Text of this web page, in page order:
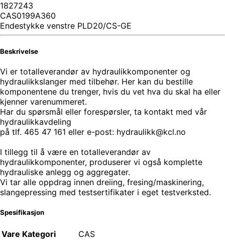
1827243
CAS0199A360
Endestykke venstre PLD20/CS-GE
Beskrivelse
Vi er totalleverandør av hydraulikkomponenter og
hydraulikkslanger med tilbehør. Her kan du bestille
komponentene du trenger, hvis du vet hva du skal ha eller
kjenner varenummeret.
Har du spørsmål eller forespørsler, ta kontakt med vår
hydraulikkavdeling
på tlf. 465 47 161 eller e-post: hydraulikk@kcl.no
I tillegg til å være en totalleverandør av
hydraulikkomponenter, produserer vi også komplette
hydrauliske anlegg og aggregater.
Vi tar alle oppdrag innen dreiing, fresing/maskinering,
slangepressing med testsertifikater i eget testverksted.
Spesifikasjon
Vare Kategori
CAS